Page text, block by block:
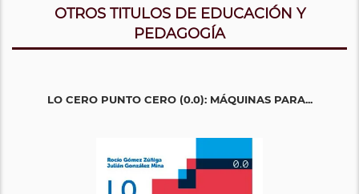
OTROS TITULOS DE EDUCACIÓN Y
PEDAGOGÍA
LO CERO PUNTO CERO (0.0): MÁQUINAS PARA...